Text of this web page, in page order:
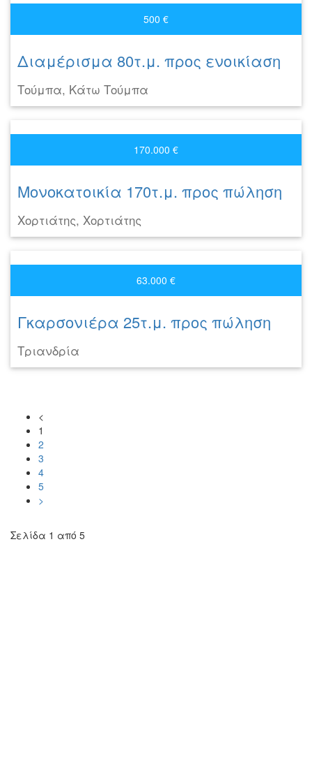
500 €
Διαμέρισμα 80τ.μ. προς ενοικίαση
Τούμπα, Κάτω Τούμπα
170.000 €
Μονοκατοικία 170τ.μ. προς πώληση
Χορτιάτης, Χορτιάτης
63.000 €
Γκαρσονιέρα 25τ.μ. προς πώληση
Τριανδρία
<
1
2
3
4
5
>
Σελίδα 1 από 5